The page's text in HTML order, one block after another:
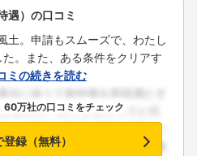
遇）の口コミ
土。申請もスムーズで、わたし
。また、ある条件をクリアす
ミの続きを読む
60万社の口コミをチェック
録（無料）